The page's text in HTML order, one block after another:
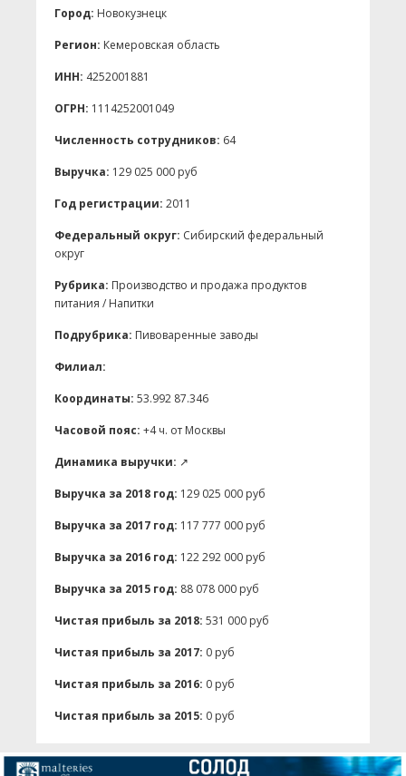
Город: Новокузнецк
Регион: Кемеровская область
ИНН: 4252001881
ОГРН: 1114252001049
Численность сотрудников: 64
Выручка: 129 025 000 руб
Год регистрации: 2011
Федеральный округ: Сибирский федеральный
округ
Рубрика: Производство и продажа продуктов
питания / Напитки
Подрубрика: Пивоваренные заводы
Филиал:
Координаты: 53.992 87.346
Часовой пояс: +4 ч. от Москвы
Динамика выручки: ↗
Выручка за 2018 год: 129 025 000 руб
Выручка за 2017 год: 117 777 000 руб
Выручка за 2016 год: 122 292 000 руб
Выручка за 2015 год: 88 078 000 руб
Чистая прибыль за 2018: 531 000 руб
Чистая прибыль за 2017: 0 руб
Чистая прибыль за 2016: 0 руб
Чистая прибыль за 2015: 0 руб